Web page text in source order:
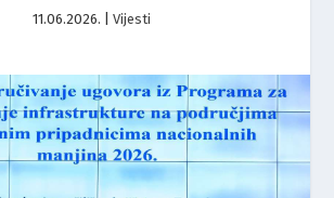
11.06.2026. Vijesti